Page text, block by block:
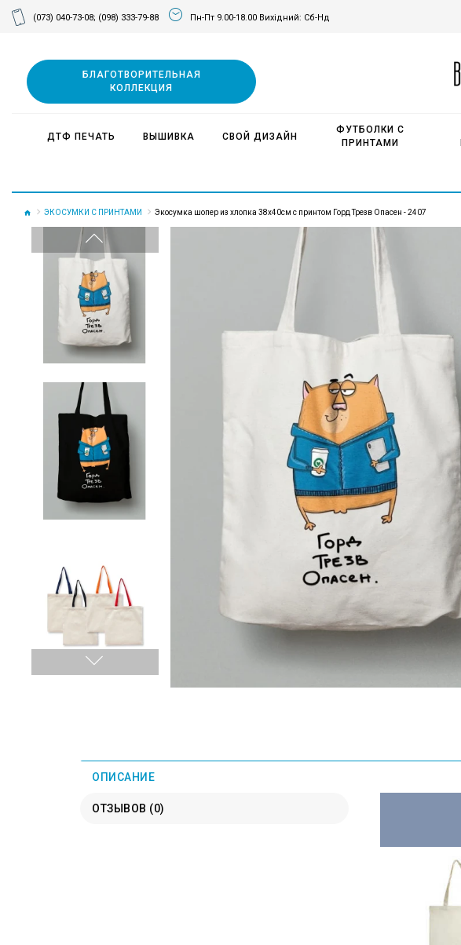
(073) 040-73-08; (098) 333-79-88 Пн-Пт 9.00-18.00 Вихідний: Сб-Нд
БЛАГОТВОРИТЕЛЬНАЯ
КОЛЛЕКЦИЯ
ДТФ ПЕЧАТЬ ВЫШИВКА СВОЙ ДИЗАЙН
ФУТБОЛКИ С
ПРИНТАМИ
ЭКОСУМКИ С ПРИНТАМИ Экосумка шопер из хлопка 38х40см с принтом Горд Трезв Опасен - 2407
ОПИСАНИЕ
ОТЗЫВОВ (0)